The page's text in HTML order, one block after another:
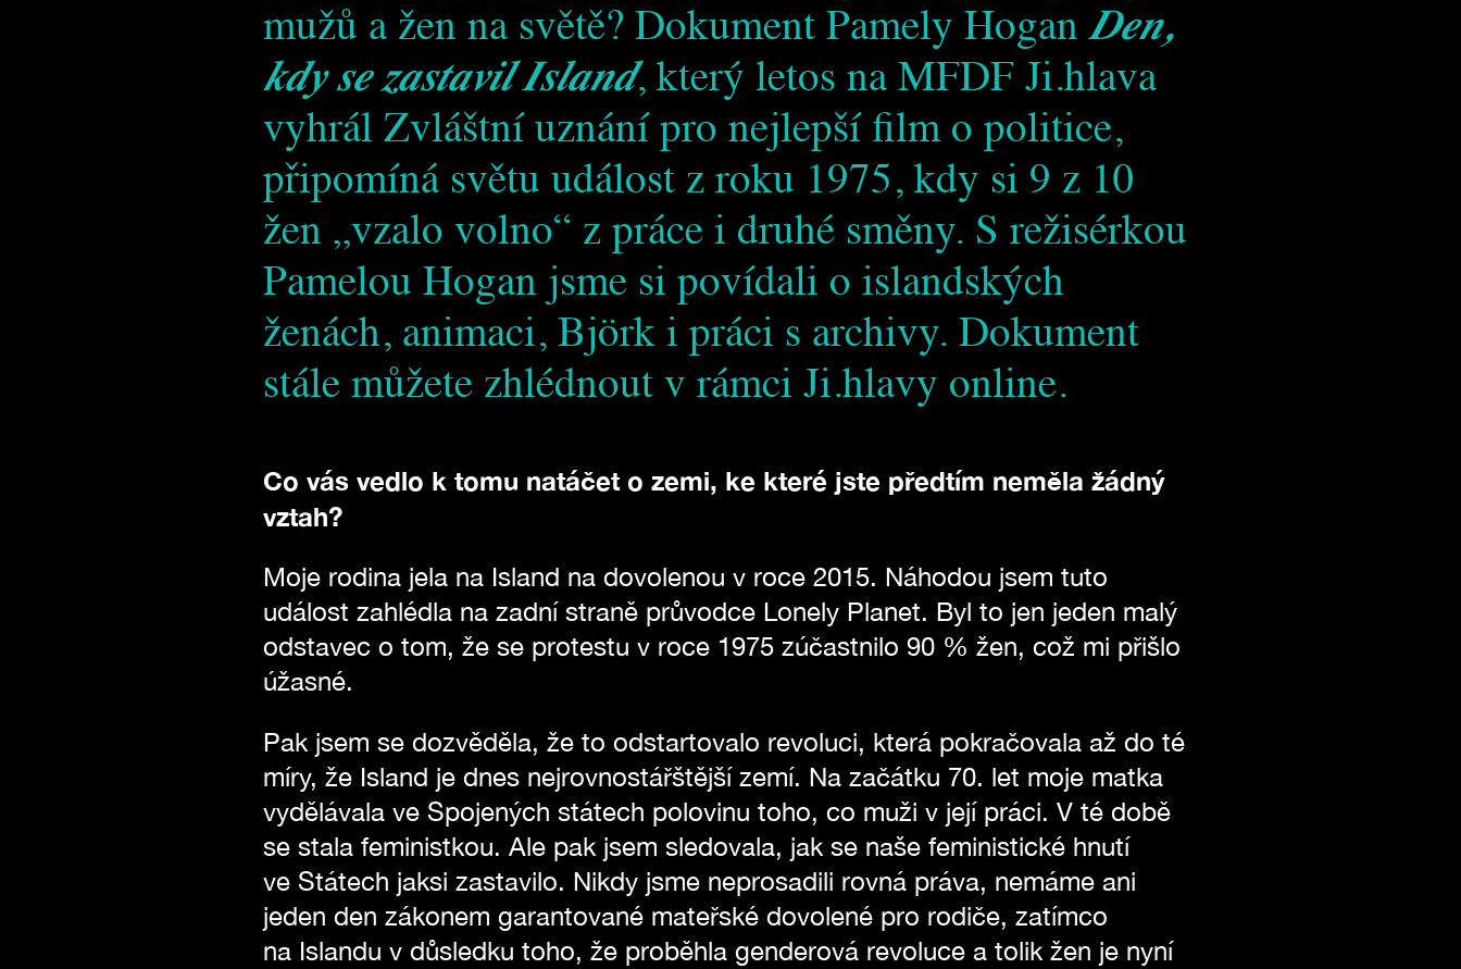
mužů a žen na světě? Dokument Pamely HoganDen,
kdy se zastavil Island, který letos na MFDF Ji.hlava
vyhrál Zvláštní uznání pro nejlepší film o politice,
připomíná světu událost z roku 1975, kdy si 9 z 10
žen „vzalo volno“ z práce i druhé směny. S režisérkou
Pamelou Hogan jsme si povídali o islandských
ženách, animaci, Björk i práci s archivy. Dokument
stále můžete zhlédnout v rámci Ji.hlavy online.
Co vás vedlo k tomu natáčet o zemi, ke které jste předtím neměla žádný
vztah?
Moje rodina jela na Island na dovolenou v roce 2015. Náhodou jsem tuto
událost zahlédla na zadní straně průvodce Lonely Planet. Byl to jen jeden malý
odstavec o tom, že se protestu v roce 1975 zúčastnilo 90 % žen, což mi přišlo
úžasné.
Pak jsem se dozvěděla, že to odstartovalo revoluci, která pokračovala až do té
míry, že Island je dnes nejrovnostářštější zemí. Na začátku 70. let moje matka
vydělávala ve Spojených státech polovinu toho, co muži v její práci. V té době
se stala feministkou. Ale pak jsem sledovala, jak se naše feministické hnutí
ve Státech jaksi zastavilo. Nikdy jsme neprosadili rovná práva, nemáme ani
jeden den zákonem garantované mateřské dovolené pro rodiče, zatímco
na Islandu v důsledku toho, že proběhla genderová revoluce a tolik žen je nyní